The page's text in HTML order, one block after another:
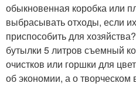
обыкновенная коробка или
выбрасывать отходы, если
приспособить для
бутылки 5 литров съемный
очистков или горшки для
об экономии, а о творческом